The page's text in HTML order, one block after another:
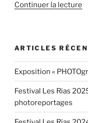
Continuer la lecture
T.
ARTICLES
Exposition «
Festival Les Rias
photoreportages